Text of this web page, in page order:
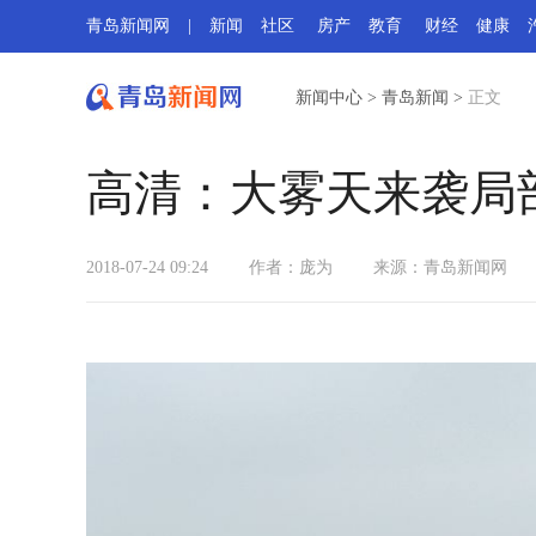
青岛新闻网 新闻 社区 房产 教育 财经 健康
新闻中心 > 青岛新闻 > 正文
高清：大雾天来袭局
2018-07-24 09:24 作者：庞为 来源： 青岛新闻网